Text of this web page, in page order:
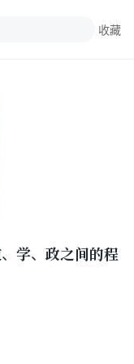
收藏
学、政之间的程